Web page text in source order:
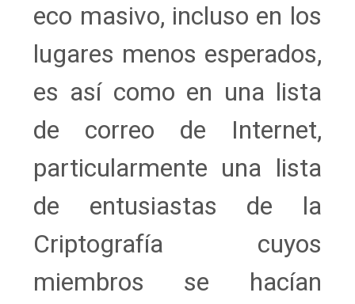
eco masivo, incluso en los
lugares menos esperados,
es así como en una lista
de correo de Internet,
particularmente una lista
de entusiastas de la
Criptografía cuyos
miembros se hacían